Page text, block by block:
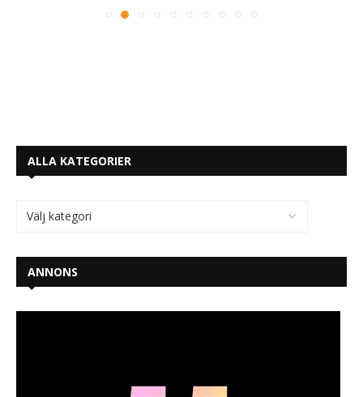
ALLA KATEGORIER
ANNONS